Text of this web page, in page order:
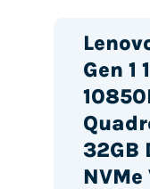
Gen 1
32GB
NVMe